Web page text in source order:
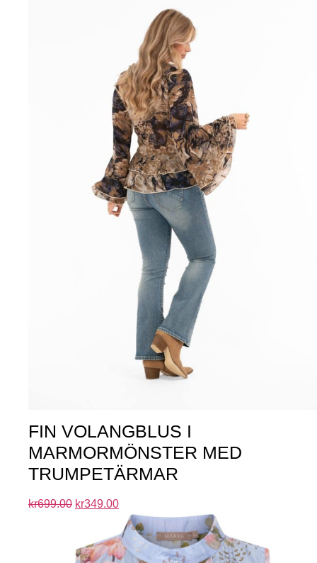
FIN VOLANGBLUS I
MARMORMÖNSTER MED
TRUMPETÄRMAR
kr699.00 kr349.00